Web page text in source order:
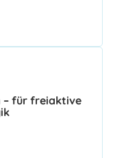
– für freiaktive